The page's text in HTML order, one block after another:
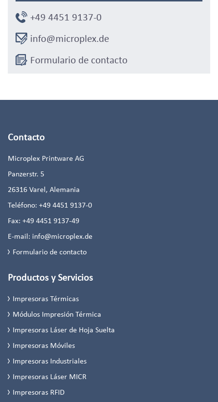
+49 4451 9137-0
info@microplex.de
Formulario de contacto
Contacto
Microplex Printware AG
Panzerstr. 5
26316 Varel, Alemania
Teléfono: +49 4451 9137-0
Fax: +49 4451 9137-49
E-mail: info@microplex.de
Formulario de contacto
Productos y Servicios
Impresoras Térmicas
Módulos Impresión Térmica
Impresoras Láser de Hoja Suelta
Impresoras Móviles
Impresoras Industriales
Impresoras Láser MICR
Impresoras RFID